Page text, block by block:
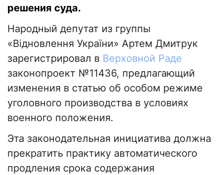
решения суда.
Народный депутат из группы
«Відновлення України» Артем Дмитрук
зарегистрировал в Верховной Раде
законопроект №11436, предлагающий
изменения в статью об особом режиме
уголовного производства в условиях
военного положения.
Эта законодательная инициатива должна
прекратить практику автоматического
продления срока содержания